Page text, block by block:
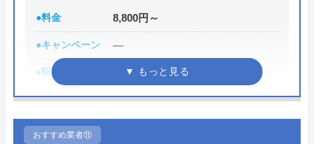
街角水道工事相談所の基本情報
運営会社 トラベルブック株式会社
代表者 長田龍
創業・設立 2014年5月
所在地
●料金 8,800円～
●キャンペーン ―
●駆けつけ時間 最短30分
●受付時間 24時間
●定休日
おすすめ業者⑪